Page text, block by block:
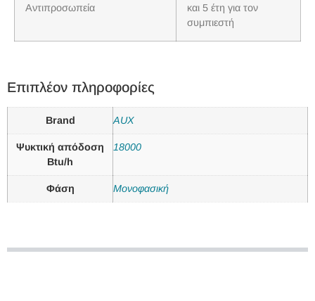
Αντιπροσωπεία
και 5 έτη για τον
συμπιεστή
Επιπλέον πληροφορίες
Brand AUX
Ψυκτική απόδοση
Btu/h
18000
Φάση Μονοφασική